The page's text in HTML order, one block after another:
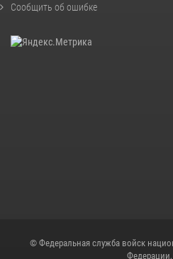
Сообщить об ошибке
© Федеральная служба войск
Федерации,